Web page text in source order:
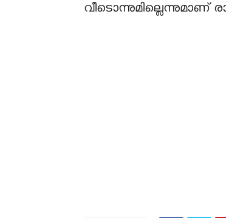
വീടൊന്നുമില്ലെന്നുമാണ്